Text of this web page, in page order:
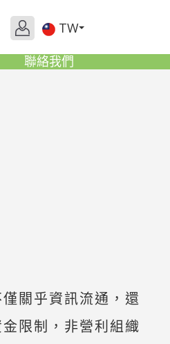
TW
聯絡我們
關乎資訊流通，還
限制，非營利組織